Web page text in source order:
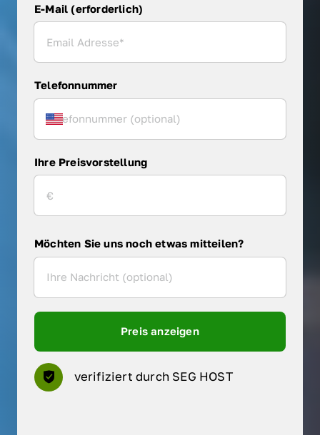
E-Mail (erforderlich)
Telefonnummer
Ihre Preisvorstellung
Möchten Sie uns noch etwas mitteilen?
Preis anzeigen
verifiziert durch SEG HOST